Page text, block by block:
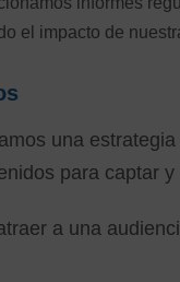
el impacto de
una
para captar
a una